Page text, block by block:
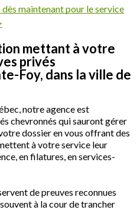
maintenant pour le service
mettant à votre
privés
Foy, dans la ville de
notre agence est
chevronnés qui sauront gérer
dossier en vous offrant des
à votre service leur
en filatures, en services-
de preuves reconnues
à la cour de trancher